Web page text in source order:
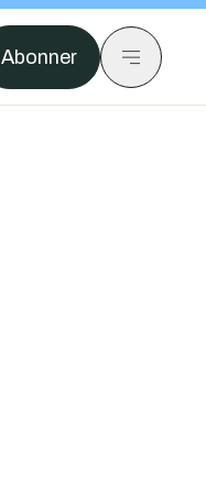
Abonner